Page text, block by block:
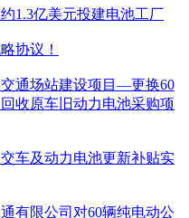
1.3亿美元投建电池工厂
协议！
通场站建设项目—更换60
收原车旧动力电池采购项
车及动力电池更新补贴实
有限公司对60辆纯电动公